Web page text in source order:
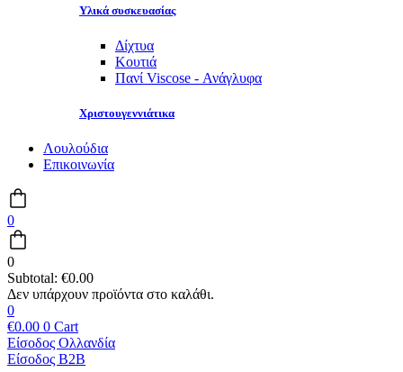
Υλικά συσκευασίας
Δίχτυα
Κουτιά
Πανί Viscose - Ανάγλυφα
Χριστουγεννιάτικα
Λουλούδια
Επικοινωνία
0
0
Subtotal: €0.00
0
€0.00 0 Cart
Είσοδος Ολλανδία
Είσοδος B2B